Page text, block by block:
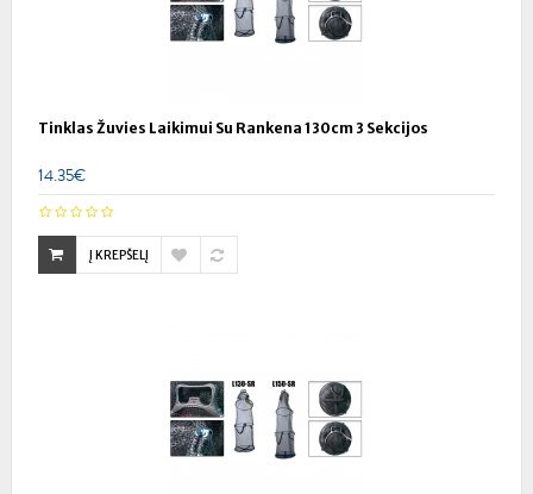
Tinklas Žuvies Laikimui Su Rankena 130cm 3 Sekcijos
14.35€
Į KREPŠELĮ